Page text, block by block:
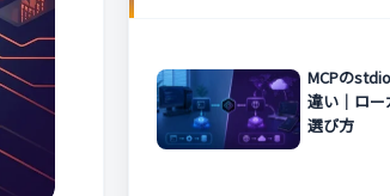
MCPの
違い｜ロ
選び方